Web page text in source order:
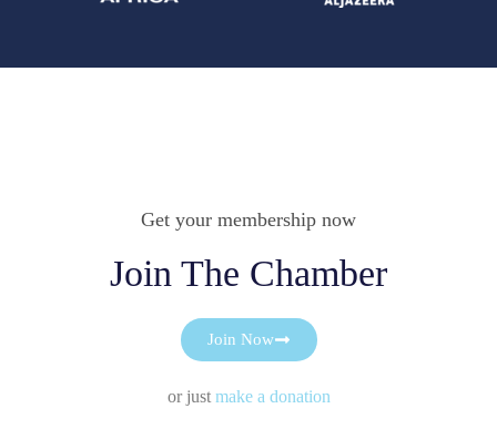
Get your membership now
Join The Chamber
Join Now
or just make a donation